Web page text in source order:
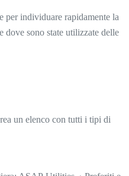
per individuare rapidamente la
dove sono state utilizzate delle
un elenco con tutti i tipi di